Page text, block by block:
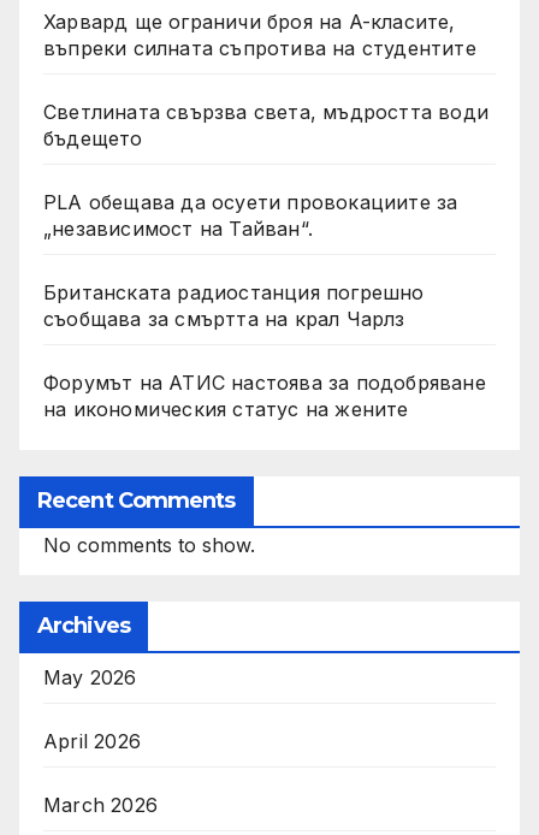
Харвард ще ограничи броя на A-класите,
въпреки силната съпротива на студентите
Светлината свързва света, мъдростта води
бъдещето
PLA обещава да осуети провокациите за
„независимост на Тайван“.
Британската радиостанция погрешно
съобщава за смъртта на крал Чарлз
Форумът на АТИС настоява за подобряване
на икономическия статус на жените
Recent Comments
No comments to show.
Archives
May 2026
April 2026
March 2026